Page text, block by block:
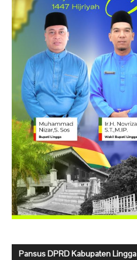
Pansus DPRD Kabupaten Lingga